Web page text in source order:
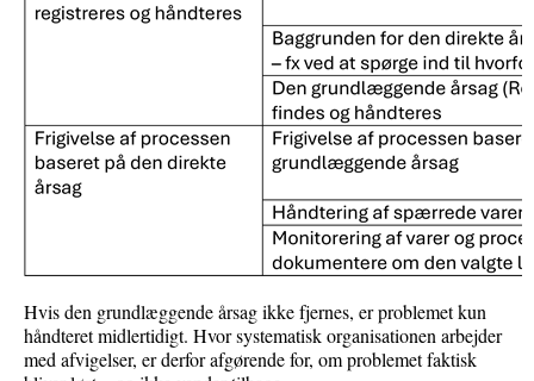
Hvis den grundlæggende årsag ikke fjernes, er problemet kun
håndteret midlertidigt. Hvor systematisk organisationen arbejder
med afvigelser, er derfor afgørende for, om problemet faktisk